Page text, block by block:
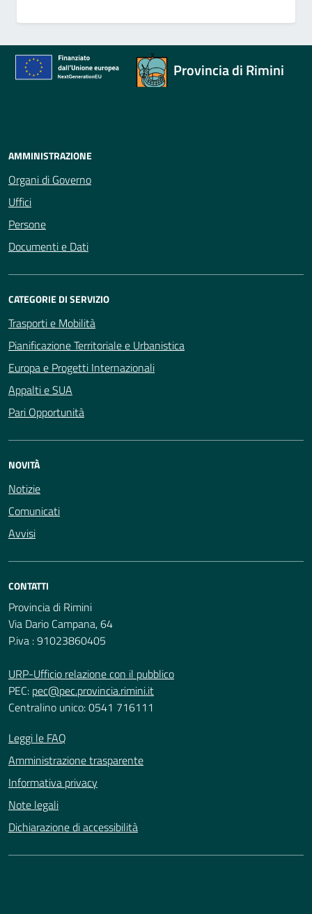
Provincia di Rimini
AMMINISTRAZIONE
Organi di Governo
Uffici
Persone
Documenti e Dati
CATEGORIE DI SERVIZIO
Trasporti e Mobilità
Pianificazione Territoriale e Urbanistica
Europa e Progetti Internazionali
Appalti e SUA
Pari Opportunità
NOVITÀ
Notizie
Comunicati
Avvisi
CONTATTI
Provincia di Rimini
Via Dario Campana, 64
P.iva : 91023860405
URP-Ufficio relazione con il pubblico
PEC: pec@pec.provincia.rimini.it
Centralino unico: 0541 716111
Leggi le FAQ
Amministrazione trasparente
Informativa privacy
Note legali
Dichiarazione di accessibilità